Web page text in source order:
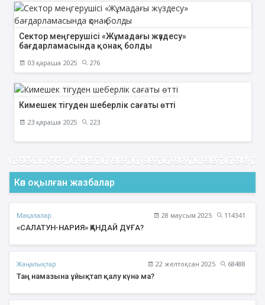
Сектор меңгерушісі «Жұмадағы жүздесу»
бағдарламасында қонақ болды
03 қараша 2025 276
Кимешек тігуден шеберлік сағаты өтті
23 қараша 2025 223
Көп оқылған жазбалар
Мақалалар 28 маусым 2025
114341
«САЛАТУН-НАРИЯ» ҚАНДАЙ ДҰҒА?
Жаңалықтар 22 желтоқсан 2025
68488
Таң намазына ұйықтап қалу күнә ма?